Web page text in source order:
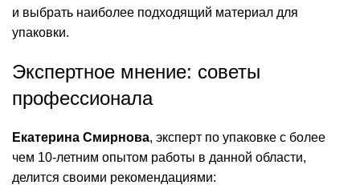
и выбрать наиболее подходящий материал для
упаковки.
Экспертное мнение: советы
профессионала
Екатерина Смирнова, эксперт по упаковке с более
чем 10-летним опытом работы в данной области,
делится своими рекомендациями: